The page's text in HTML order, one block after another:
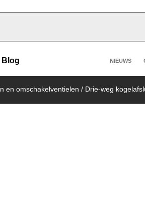
Blog NIEUWS
en omschakelventielen / Drie-weg